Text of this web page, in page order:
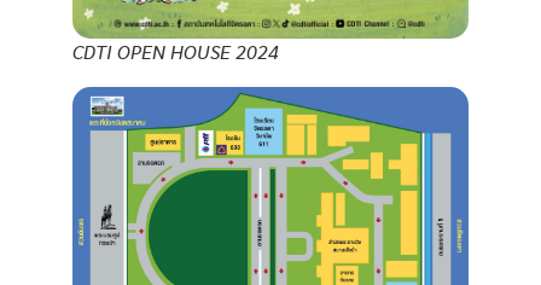
CDTI OPEN HOUSE 2024